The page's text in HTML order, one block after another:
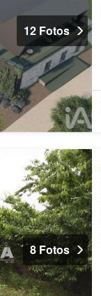
12 Fotos
8 Fotos